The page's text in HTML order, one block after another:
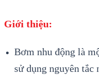
Giới thiệu:
Bơm nhu động là
sử dụng nguyên tắc